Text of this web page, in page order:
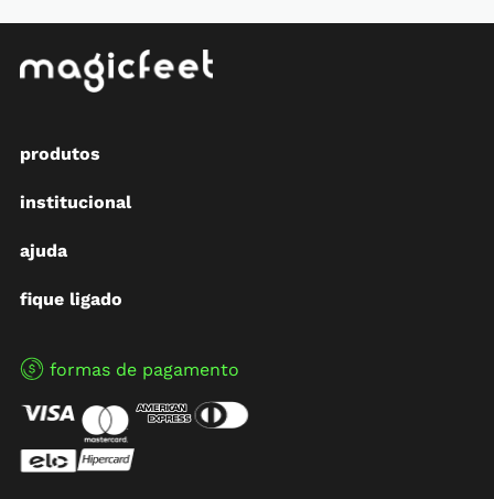
produtos
institucional
ajuda
fique ligado
formas de pagamento